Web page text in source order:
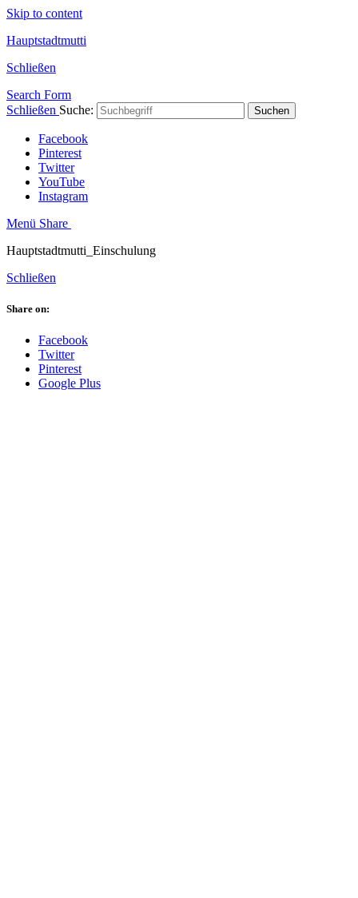
Skip to content
Hauptstadtmutti
Schließen
Search Form
Schließen Suche: Suchen
Facebook
Pinterest
Twitter
YouTube
Instagram
Menü Share
Hauptstadtmutti_Einschulung
Schließen
Share on:
Facebook
Twitter
Pinterest
Google Plus